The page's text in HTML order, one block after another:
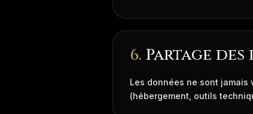
6. Partage des
Les données ne sont
(hébergement, outils